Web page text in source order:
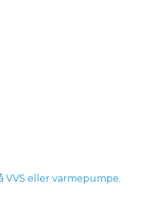
VVS eller varmepumpe.